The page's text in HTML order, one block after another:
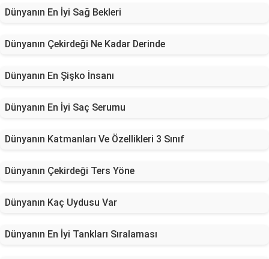
Dünyanın En İyi Sağ Bekleri
Dünyanın Çekirdeği Ne Kadar Derinde
Dünyanın En Şişko İnsanı
Dünyanın En İyi Saç Serumu
Dünyanın Katmanları Ve Özellikleri 3 Sınıf
Dünyanın Çekirdeği Ters Yöne
Dünyanın Kaç Uydusu Var
Dünyanın En İyi Tankları Sıralaması